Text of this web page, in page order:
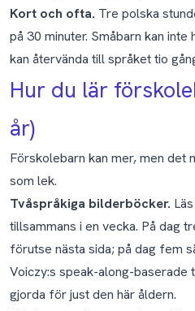
Kort och ofta. Tre polska
på 30 minuter. Småbarn kan
kan återvända till språket tio
Hur du lär
år)
Förskolebarn kan mer, men det
som lek.
Tvåspråkiga bilderböcker.
tillsammans i en vecka. På dag
förutse nästa sida; på dag fem
Voiczy:s speak-along-
gjorda för just den här åldern.